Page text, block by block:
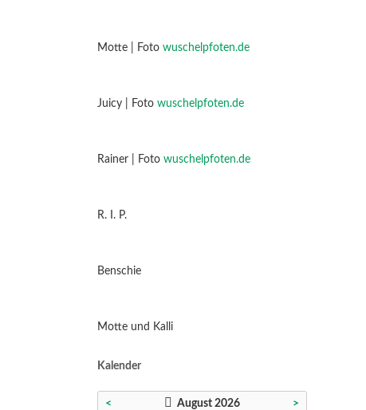
Motte | Foto wuschelpfoten.de
Juicy | Foto wuschelpfoten.de
Rainer | Foto wuschelpfoten.de
R. I. P.
Benschie
Motte und Kalli
Kalender
< August 2026 >